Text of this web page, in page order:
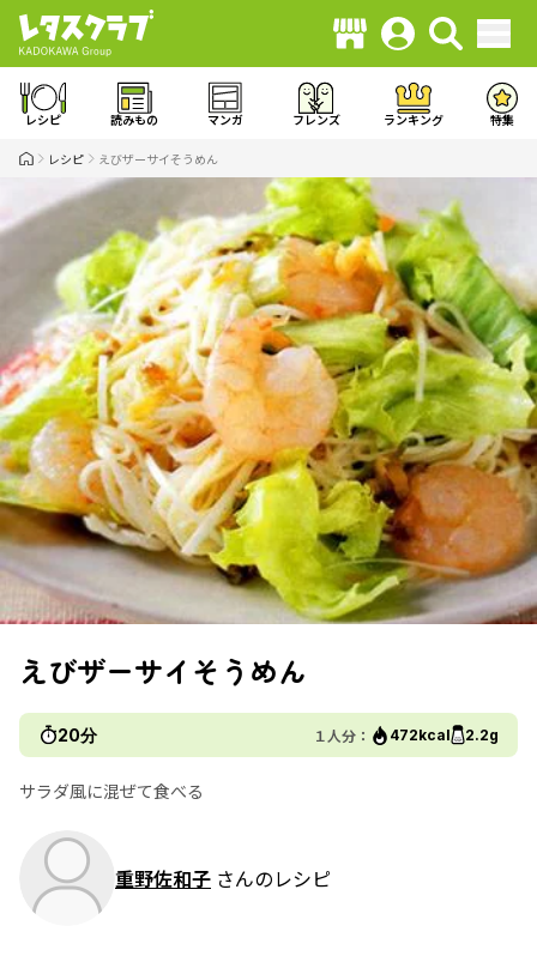
レシピ 読みもの マンガ フレンズ ランキング 特集
レシピ えびザーサイそうめん
えびザーサイそうめん
20分 １人分： 472kcal 2.2g
サラダ風に混ぜて食べる
重野佐和子 さんのレシピ